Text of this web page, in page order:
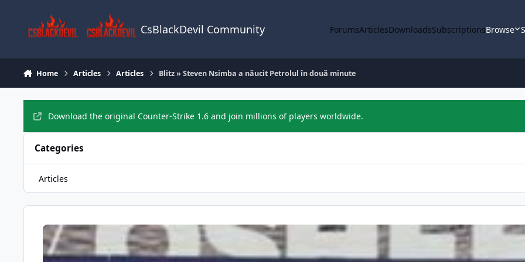
CsBlackDevil Community ForumsArticlesDownloadsSubscriptionsBrowse
Home Articles Articles Blitz » Steven Nsimba a năucit Petrolul în două minute
Download the original Counter-Strike 1.6 and join millions of players worldwide.
Categories
Articles